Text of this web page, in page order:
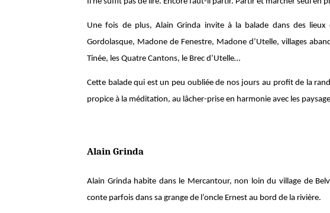
Une fois de plus, Alain Grinda invite à la balade dans des
Gordolasque, Madone de Fenestre, Madone d’Utelle, villages
Tinée, les Quatre Cantons, le Brec d’Utelle…
Cette balade qui est un peu oubliée de nos jours au profit de la
propice à la méditation, au lâcher-prise en harmonie avec les
Alain Grinda
Alain Grinda habite dans le Mercantour, non loin du village de
conte parfois dans sa grange de l’oncle Ernest au bord de la rivière.